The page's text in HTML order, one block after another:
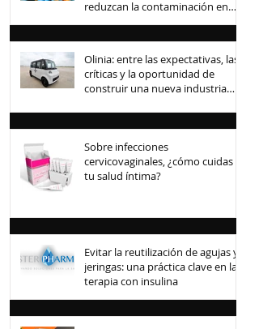
reduzcan la contaminación en
toda la cadena de suministro
Olinia: entre las expectativas, las
críticas y la oportunidad de
construir una nueva industria
Sobre infecciones
cervicovaginales, ¿cómo cuidas
tu salud íntima?
Evitar la reutilización de agujas y
jeringas: una práctica clave en la
terapia con insulina